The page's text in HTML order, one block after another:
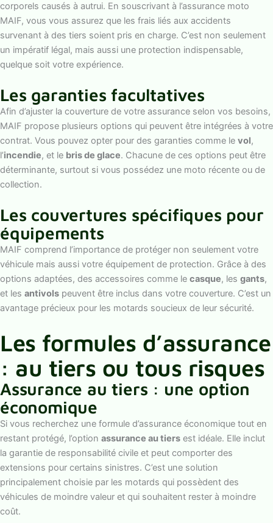
corporels causés à autrui. En souscrivant à l’assurance moto
MAIF, vous vous assurez que les frais liés aux accidents
survenant à des tiers soient pris en charge. C’est non seulement
un impératif légal, mais aussi une protection indispensable,
quelque soit votre expérience.
Les garanties facultatives
Afin d’ajuster la couverture de votre assurance selon vos besoins,
MAIF propose plusieurs options qui peuvent être intégrées à votre
contrat. Vous pouvez opter pour des garanties comme le vol,
l’incendie, et le bris de glace. Chacune de ces options peut être
déterminante, surtout si vous possédez une moto récente ou de
collection.
Les couvertures spécifiques pour
équipements
MAIF comprend l’importance de protéger non seulement votre
véhicule mais aussi votre équipement de protection. Grâce à des
options adaptées, des accessoires comme le casque, les gants,
et les antivols peuvent être inclus dans votre couverture. C’est un
avantage précieux pour les motards soucieux de leur sécurité.
Les formules d’assurance
: au tiers ou tous risques
Assurance au tiers : une option
économique
Si vous recherchez une formule d’assurance économique tout en
restant protégé, l’option assurance au tiers est idéale. Elle inclut
la garantie de responsabilité civile et peut comporter des
extensions pour certains sinistres. C’est une solution
principalement choisie par les motards qui possèdent des
véhicules de moindre valeur et qui souhaitent rester à moindre
coût.